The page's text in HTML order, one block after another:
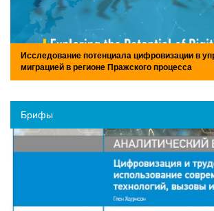
Исследование потенциала цифровизации в
миграцией в регионе Пражского процесса
Брифы